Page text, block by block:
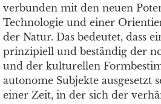
verbunden mit den neuen
Technologie und einer
der Natur. Das bedeutet, dass
prinzipiell und beständig der
und der kulturellen
autonome Subjekte ausgesetzt
einer Zeit, in der sich der